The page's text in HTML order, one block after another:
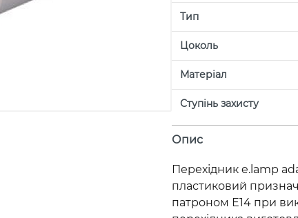
Тип
Цоколь
Матеріал
Ступінь захисту
Опис
Перехідник e.lamp
пластиковий
патроном Е14 при